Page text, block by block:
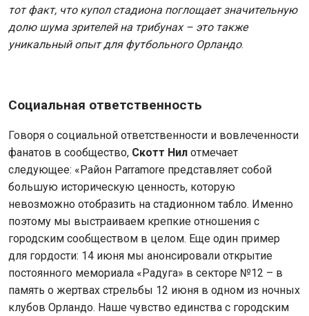
тот факт, что купол стадиона поглощает значительную
долю шума зрителей на трибунах – это также
уникальный опыт для футбольного Орландо.
Социальная ответственность
Говоря о социальной ответственности и вовлеченности
фанатов в сообщество, Скотт Нил отмечает
следующее: «Район Parramore представляет собой
большую историческую ценность, которую
невозможно отобразить на стадионном табло. Именно
поэтому мы выстраиваем крепкие отношения с
городским сообществом в целом. Еще один пример
для гордости: 14 июня мы анонсировали открытие
постоянного мемориала «Радуга» в секторе №12 – в
память о жертвах стрельбы 12 июня в одном из ночных
клубов Орландо. Наше чувство единства с городским